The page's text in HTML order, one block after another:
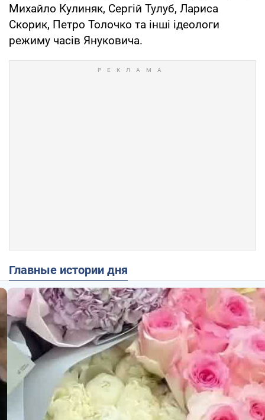
Михайло Кулиняк, Сергій Тулуб, Лариса
Скорик, Петро Толочко та інші ідеологи
режиму часів Януковича.
Главные истории дня